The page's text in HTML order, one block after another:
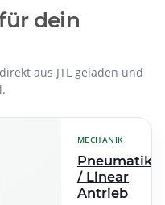
dein
aus JTL geladen und
MECHANIK
Pneumatik
/ Linear
Antrieb